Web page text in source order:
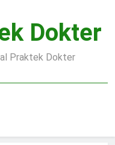
Dokter
Praktek Dokter